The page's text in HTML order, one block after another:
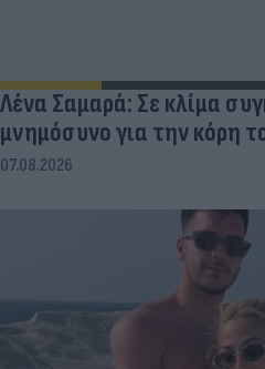
Λένα Σαμαρά: Σε κλίμα
μνημόσυνο για την κόρη
07.08.2026